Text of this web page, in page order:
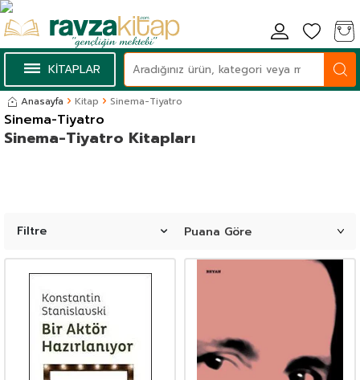
KİTAPLAR
Anasayfa Kitap Sinema-Tiyatro
Sinema-Tiyatro
Sinema-Tiyatro Kitapları
Filtre